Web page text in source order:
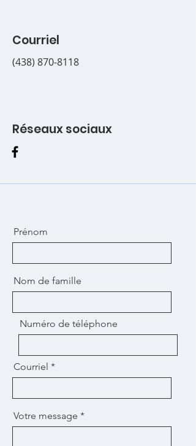
Courriel
(438) 870-8118
Réseaux sociaux
Prénom
Nom de famille
Numéro de téléphone
Courriel
Votre message